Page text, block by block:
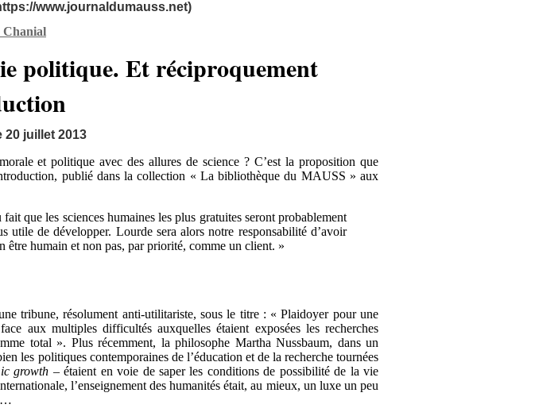
www.journaldumauss.net)
Chanial
politique. Et réciproquement
20 juillet 2013
et politique avec des allures de science ? C’est la proposition que
publié dans la collection « La bibliothèque du MAUSS » aux
que les sciences humaines les plus gratuites seront probablement
utile de développer. Lourde sera alors notre responsabilité d’avoir
être humain et non pas, par priorité, comme un client. »
tribune, résolument anti-utilitariste, sous le titre : « Plaidoyer pour une
aux multiples difficultés auxquelles étaient exposées les recherches
total ». Plus récemment, la philosophe Martha Nussbaum, dans un
les politiques contemporaines de l’éducation et de la recherche tournées
growth – étaient en voie de saper les conditions de possibilité de la vie
l’enseignement des humanités était, au mieux, un luxe un peu